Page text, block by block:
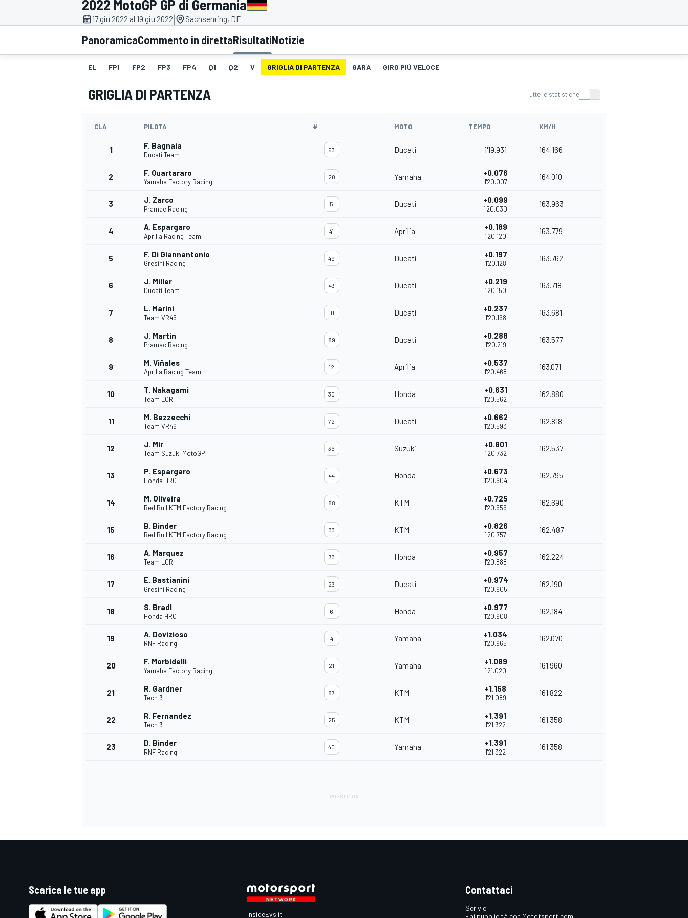
MOTOGP WEC
WRC
MONOPOSTO
2022 MotoGP GP di Germania
17 giu 2022 al 19 giu 2022| Sachsenring, DE
PanoramicaCommento in direttaRisultatiNotizie
EL FP1 FP2 FP3 FP4 Q1 Q2 V GRIGLIA DI PARTENZA GARA GIRO PIÙ VELOCE
GRIGLIA DI PARTENZA Tutte le statistiche
CLA PILOTA # MOTO TEMPO KM/H
1 F. Bagnaia
Ducati Team
63 Ducati 1'19.931 164.166
2 F. Quartararo
Yamaha Factory Racing
20 Yamaha +0.076
1'20.007
164.010
3 J. Zarco
Pramac Racing
5 Ducati +0.099
1'20.030
163.963
4 A. Espargaro
Aprilia Racing Team
41 Aprilia +0.189
1'20.120
163.779
5 F. Di Giannantonio
Gresini Racing
49 Ducati +0.197
1'20.128
163.762
6 J. Miller
Ducati Team
43 Ducati +0.219
1'20.150
163.718
7 L. Marini
Team VR46
10 Ducati +0.237
1'20.168
163.681
8 J. Martin
Pramac Racing
89 Ducati +0.288
1'20.219
163.577
9 M. Viñales
Aprilia Racing Team
12 Aprilia +0.537
1'20.468
163.071
10 T. Nakagami
Team LCR
30 Honda +0.631
1'20.562
162.880
11 M. Bezzecchi
Team VR46
72 Ducati +0.662
1'20.593
162.818
12 J. Mir
Team Suzuki MotoGP
36 Suzuki +0.801
1'20.732
162.537
13 P. Espargaro
Honda HRC
44 Honda +0.673
1'20.604
162.795
14 M. Oliveira
Red Bull KTM Factory Racing
88 KTM +0.725
1'20.656
162.690
15 B. Binder
Red Bull KTM Factory Racing
33 KTM +0.826
1'20.757
162.487
16 A. Marquez
Team LCR
73 Honda +0.957
1'20.888
162.224
17 E. Bastianini
Gresini Racing
23 Ducati +0.974
1'20.905
162.190
18 S. Bradl
Honda HRC
6 Honda +0.977
1'20.908
162.184
19 A. Dovizioso
RNF Racing
4 Yamaha +1.034
1'20.965
162.070
20 F. Morbidelli
Yamaha Factory Racing
21 Yamaha +1.089
1'21.020
161.960
21 R. Gardner
Tech 3
87 KTM +1.158
1'21.089
161.822
22 R. Fernandez
Tech 3
25 KTM +1.391
1'21.322
161.358
23 D. Binder
RNF Racing
40 Yamaha +1.391
1'21.322
161.358
Scarica le tue app
InsideEvs.it
Contattaci
Scrivici
Fai pubblicità con Mototsport.com